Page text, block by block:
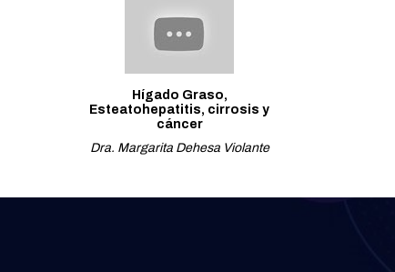
Hígado Graso,
Esteatohepatitis, cirrosis y
cáncer
Dra. Margarita Dehesa Violante